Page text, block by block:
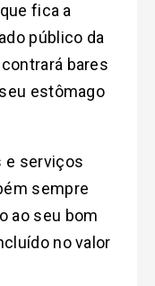
fica a
público da
bares
estômago
e serviços
sempre
ao seu bom
no valor